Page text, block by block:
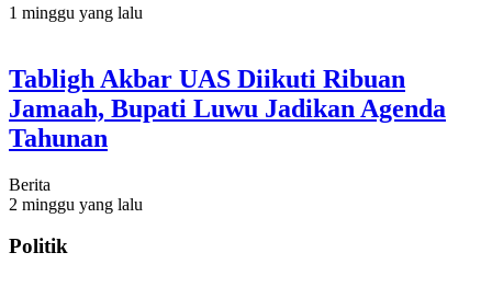
1 minggu yang lalu
Tabligh Akbar UAS Diikuti Ribuan
Jamaah, Bupati Luwu Jadikan Agenda
Tahunan
Berita
2 minggu yang lalu
Politik